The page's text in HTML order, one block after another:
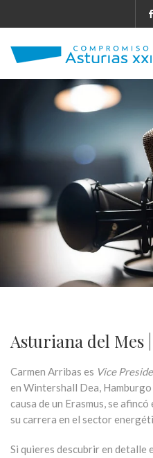
Asturiana del Mes
Carmen Arribas es Vice
en Wintershall Dea,
causa de un Erasmus, se
su carrera en el sector
Si quieres descubrir en detalle